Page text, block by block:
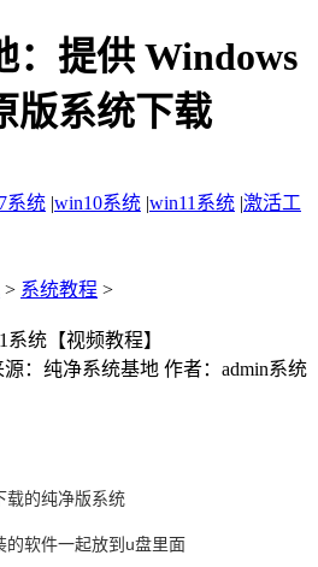
：提供 Windows
版系统下载
系统 |win10系统 |win11系统 |激活工
> 系统教程 >
统【视频教程】
源：纯净系统基地 作者：admin系统
载的纯净版系统
的软件一起放到u盘里面